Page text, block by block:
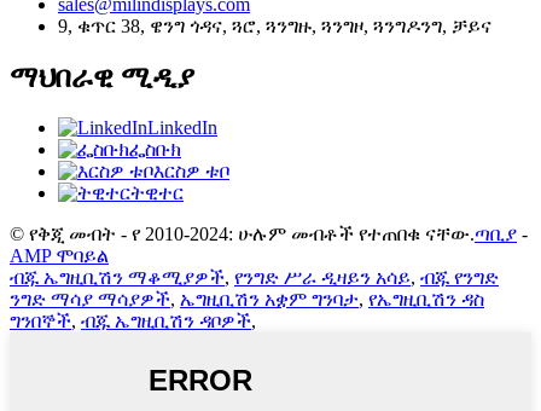
9, ቁጥር 38, ዌንግ ጎዳና, ጓሮ, ጓንግዙ, ጓንግዞ, ጓንግዶንግ, ቻይና
ማህበራዊ ሚዲያ
LinkedIn
ፌስቡክ
እርስዎ ቱቦ
ትዊተር
© የቅጂ መብት - የ 2010-2024: ሁሉም መብቶች የተጠበቁ ናቸው.ጣቢያ -
AMP ሞባይል
ብጁ ኤግዚቢሽን ማቆሚያዎች, የንግድ ሥራ ዲዛይን አሳይ, ብጁ የንግድ
ንግድ ማሳያ ማሳያዎች, ኤግዚቢሽን አቋም ግንባታ, የኤግዚቢሽን ዳስ
ግንበኞች, ብጁ ኤግዚቢሽን ዳቦዎች,